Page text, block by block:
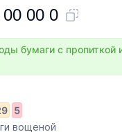
00 0
бумаги с пропиткой
5
вощеной